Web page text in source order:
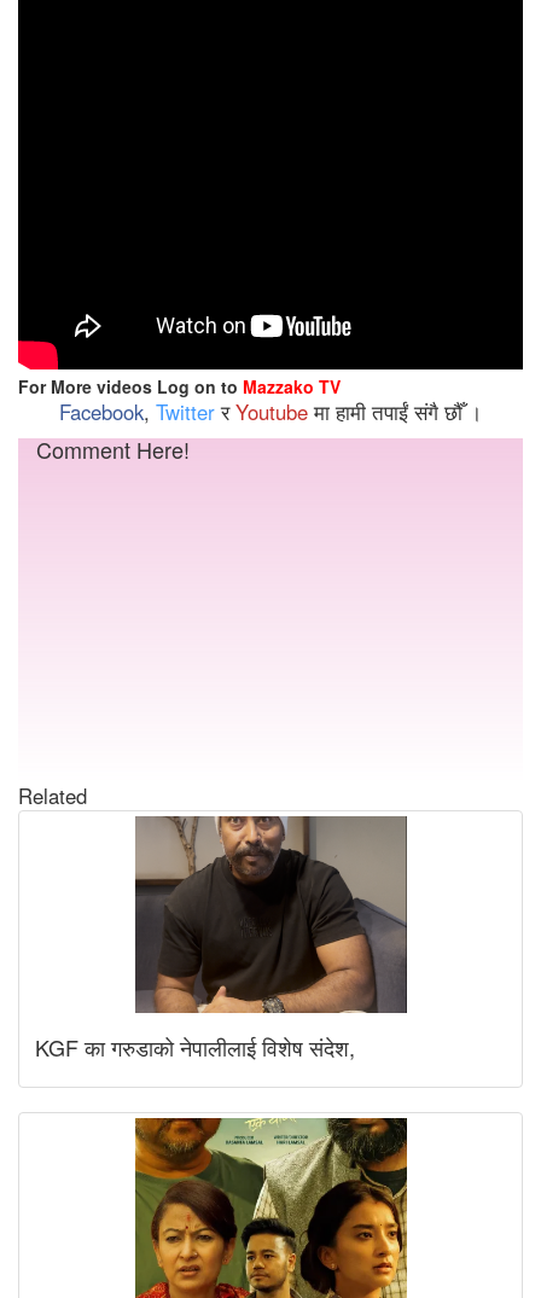
For More videos Log on to Mazzako TV
Facebook, TwitterरYoutubeमा हामी तपाईं संगै छौँ ।
Comment Here!
Related
KGF का गरुडाको नेपालीलाई विशेष संदेश,